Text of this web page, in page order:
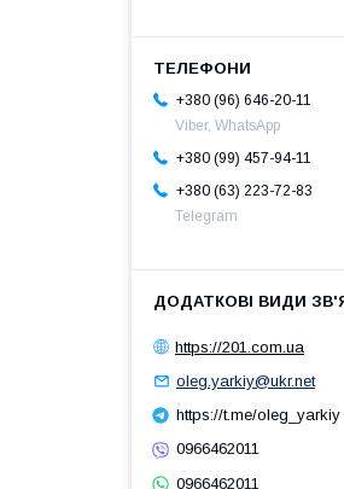
+380 (96) 646-20-11
Viber, WhatsApp
+380 (99) 457-94-11
+380 (63) 223-72-83
Telegram
https://201.com.ua
oleg.yarkiy@ukr.net
https://t.me/oleg_yarkiy
0966462011
0966462011